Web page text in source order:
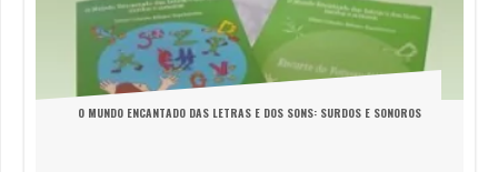
O MUNDO ENCANTADO DAS LETRAS E DOS SONS: SURDOS E SONOROS